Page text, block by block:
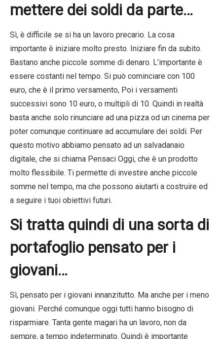
mettere dei soldi da parte…
Sì, è difficile se si ha un lavoro precario. La cosa
importante è iniziare molto presto. Iniziare fin da subito.
Bastano anche piccole somme di denaro. L’importante è
essere costanti nel tempo. Si può cominciare con 100
euro, che è il primo versamento, Poi i versamenti
successivi sono 10 euro, o multipli di 10. Quindi in realtà
basta anche solo rinunciare ad una pizza od un cinema per
poter comunque continuare ad accumulare dei soldi. Per
questo motivo abbiamo pensato ad un salvadanaio
digitale, che si chiama Pensaci Oggi, che è un prodotto
molto flessibile. Ti permette di investire anche piccole
somme nel tempo, ma che possono aiutarti a costruire ed
a seguire i tuoi obiettivi futuri.
Si tratta quindi di una sorta di
portafoglio pensato per i
giovani…
Sì, pensato per i giovani innanzitutto. Ma anche per i meno
giovani. Perché comunque oggi tutti hanno bisogno di
risparmiare. Tanta gente magari ha un lavoro, non da
sempre, a tempo indeterminato. Quindi è importante